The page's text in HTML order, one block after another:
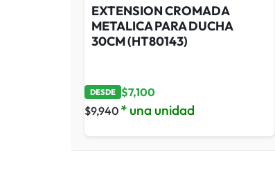
EXTENSION CROMADA
METALICA PARA DUCHA
30CM (HT80143)
DESDE $7,100
$9,940 * una unidad